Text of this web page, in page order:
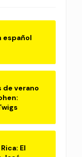
español
de verano
El